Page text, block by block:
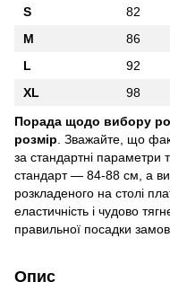
S
82
M
86
L
92
XL
98
Порада щодо вибору
розмір . Зважайте, що
за стандартні параметри
стандарт — 84-88 см, а
розкладеного на столі
еластичність і чудово
правильної посадки
Опис